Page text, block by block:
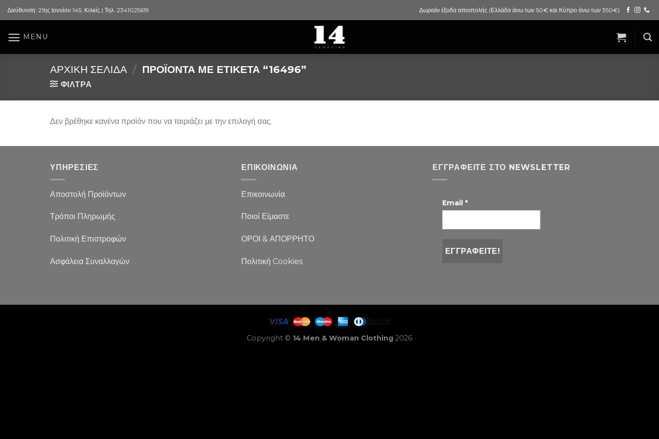
Skip
to
Διεύθυνση: 21ης Ιουνίου 145, Κιλκίς | Τηλ. 2341025619 Δωρεάν έξοδα αποστολής (Ελλάδα άνω των 50€ και Κύπρο άνω των 350€)
MENU
ΑΡΧΙΚΉ ΣΕΛΊΔΑ / ΠΡΟΪΌΝΤΑ ΜΕ ΕΤΙΚΈΤΑ “16496”
ΦΙΛΤΡΑ
Δεν βρέθηκε κανένα προϊόν που να ταιριάζει με την επιλογή σας.
ΥΠΗΡΕΣΙΕΣ
Αποστολή Προϊόντων
Τρόποι Πληρωμής
Πολιτική Επιστροφών
Ασφάλεια Συναλλαγών
ΕΠΙΚΟΙΝΩΝΙΑ
Επικοινωνία
Ποιοί Είμαστε
ΟΡΟΙ & ΑΠΟΡΡΗΤΟ
Πολιτική Cookies
ΕΓΓΡΑΦΕΊΤΕ ΣΤΟ NEWSLETTER
Email *
Copyright © 14 Men & Woman Clothing 2026